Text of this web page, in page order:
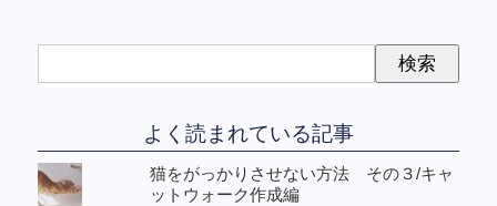
よく読まれている記事
猫をがっかりさせない方法 その３/キャ
ットウォーク作成編